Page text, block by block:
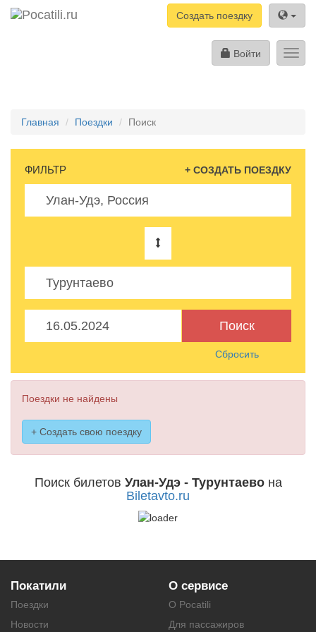
Создать поездку
Войти
Главная Поездки Поиск
ФИЛЬТР + СОЗДАТЬ ПОЕЗДКУ
Поиск
Сбросить
Поездки не найдены
+ Создать свою поездку
Поиск билетов Улан-Удэ - Турунтаевона
Biletavto.ru
Покатили
Поездки
Новости
О сервисе
О Pocatili
Для пассажиров